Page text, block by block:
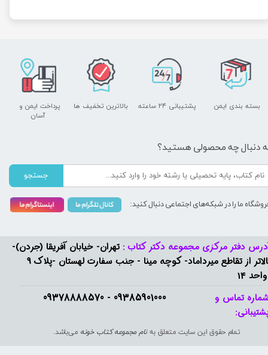
09385901000 - 09378888570​​​​​​​
دفتر مرکزی مجموعه دکتر کتاب : تهران- خیابان آفریقا (جردن)-
بالاتر از تقاطع میرداماد- کوچه مینا - جنب سفارت لهستان -پلاک 9
14
تمام حقوق این سایت متعلق بهنام مجموعه کتاب خونه می‌باشد.
تماس و
پشتیبانی ۲۴ ساعته
پرداخت ایمن و ​​​​​​​
آسان
بسته بندی ایمن بالاترین تخفیف ها
دنبال چه محصولی هستید؟
جستجو
ما را در شبکه‌های اجتماعی دنبال کنید: